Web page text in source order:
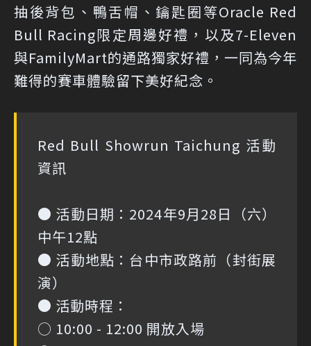
抽後背包、鴨舌帽、鑰匙圈等Oracle Red
Bull Racing限定周邊好禮，以及7-Eleven
與FamilyMart的通路獨家好禮，一同為今年
難得的賽車體驗留下美好紀念。
Red Bull Showrun Taichung 活動
資訊
● 活動日期：2024年9月28日（六）
中午12點
● 活動地點：台中市政路前（封街展
演）
● 活動時程：
○ 10:00 - 12:00 開放入場